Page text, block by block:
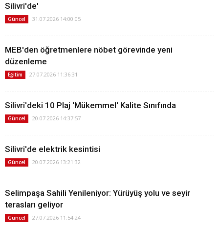
Silivri'de'
Güncel 31.07.2026 14:00:05
MEB'den öğretmenlere nöbet görevinde yeni
düzenleme
Eğitim 27.07.2026 11:36:31
Silivri'deki 10 Plaj 'Mükemmel' Kalite Sınıfında
Güncel 20.07.2026 14:37:57
Silivri'de elektrik kesintisi
Güncel 20.07.2026 13:21:32
Selimpaşa Sahili Yenileniyor: Yürüyüş yolu ve seyir
terasları geliyor
Güncel 27.07.2026 11:54:24